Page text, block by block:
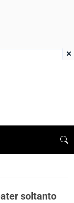
soltanto
×